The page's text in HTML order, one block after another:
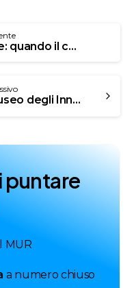
Sublime Formazione: quando il calcio diventa solidarietà
“Fare Visioni”: al Museo degli Innocenti un laboratorio di idee in mostra
puntare
MUR
a numero chiuso